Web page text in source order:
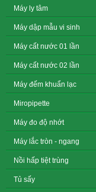
Máy ly tâm
Máy dập mẫu vi sinh
Máy cất nước 01 lần
Máy cất nước 02 lần
Máy đếm khuẩn lạc
Miropipette
Máy đo độ nhớt
Máy lắc tròn - ngang
Nồi hấp tiệt trùng
Tủ sấy